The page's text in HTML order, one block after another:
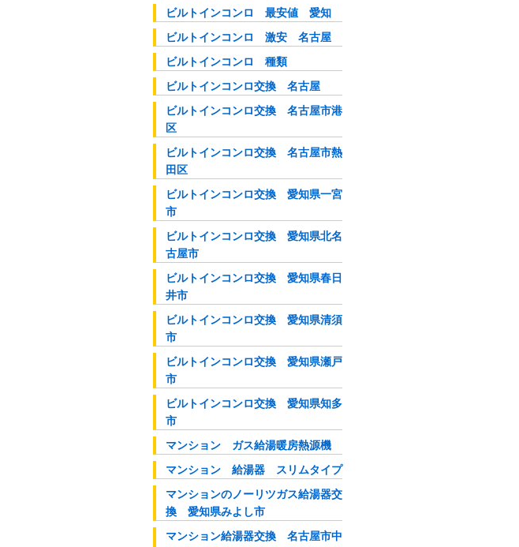
ビルトインコンロ 最安値 愛知
ビルトインコンロ 激安 名古屋
ビルトインコンロ 種類
ビルトインコンロ交換 名古屋
ビルトインコンロ交換 名古屋市港
区
ビルトインコンロ交換 名古屋市熱
田区
ビルトインコンロ交換 愛知県一宮
市
ビルトインコンロ交換 愛知県北名
古屋市
ビルトインコンロ交換 愛知県春日
井市
ビルトインコンロ交換 愛知県清須
市
ビルトインコンロ交換 愛知県瀬戸
市
ビルトインコンロ交換 愛知県知多
市
マンション ガス給湯暖房熱源機
マンション 給湯器 スリムタイプ
マンションのノーリツガス給湯器交
換 愛知県みよし市
マンション給湯器交換 名古屋市中